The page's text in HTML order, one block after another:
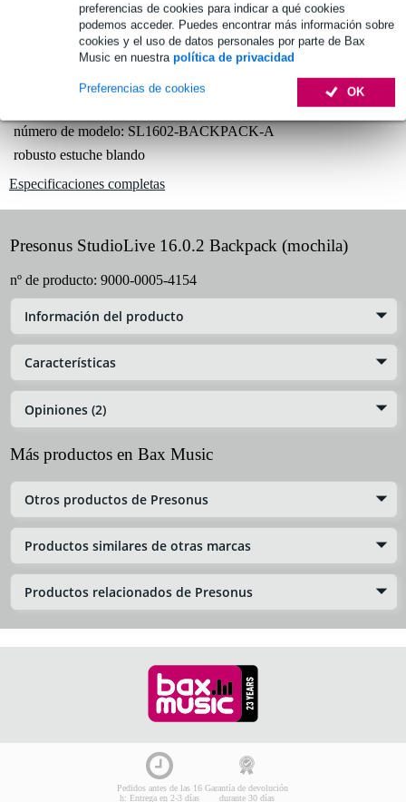
preferencias de cookies para indicar a qué cookies
podemos acceder. Puedes encontrar más información sobre
cookies y el uso de datos personales por parte de Bax
Music en nuestra política de privacidad
OK
Preferencias de cookies
1.250 marcas líderes
número de modelo: SL1602-BACKPACK-A
robusto estuche blando
Especificaciones completas
Presonus StudioLive 16.0.2 Backpack (mochila)
nº de producto: 9000-0005-4154
Información del producto
Características
Opiniones (2)
Más productos en Bax Music
Otros productos de Presonus
Productos similares de otras marcas
Productos relacionados de Presonus
Pedidos antes de las 16
h: Entrega en 2-3 días
Garantía de devolución
durante 30 días